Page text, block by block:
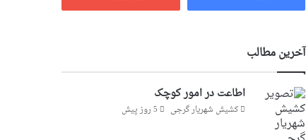
آخرین مطالب
اطاعت در امور کوچک
کشیش شهریار گرجى 5 روز پیش